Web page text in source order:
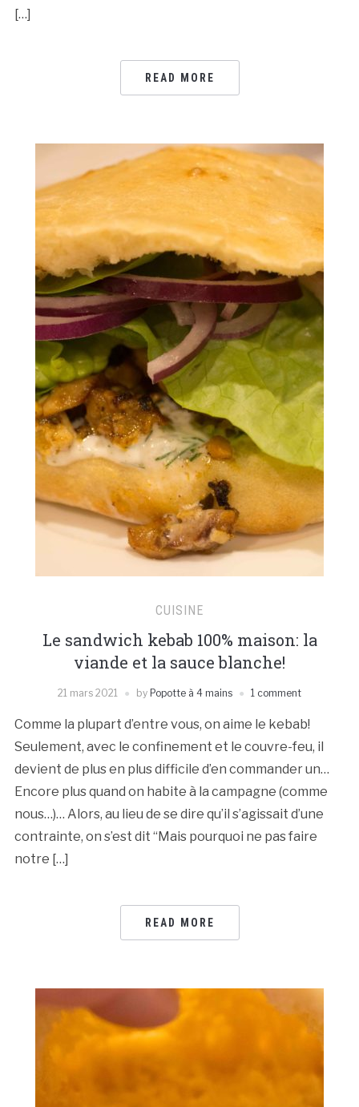
[…]
READ MORE
CUISINE
Le sandwich kebab 100% maison: la
viande et la sauce blanche!
21 mars 2021 by Popotte à 4 mains 1 comment
Comme la plupart d’entre vous, on aime le kebab!
Seulement, avec le confinement et le couvre-feu, il
devient de plus en plus difficile d’en commander un…
Encore plus quand on habite à la campagne (comme
nous…)… Alors, au lieu de se dire qu’il s’agissait d’une
contrainte, on s’est dit “Mais pourquoi ne pas faire
notre […]
READ MORE